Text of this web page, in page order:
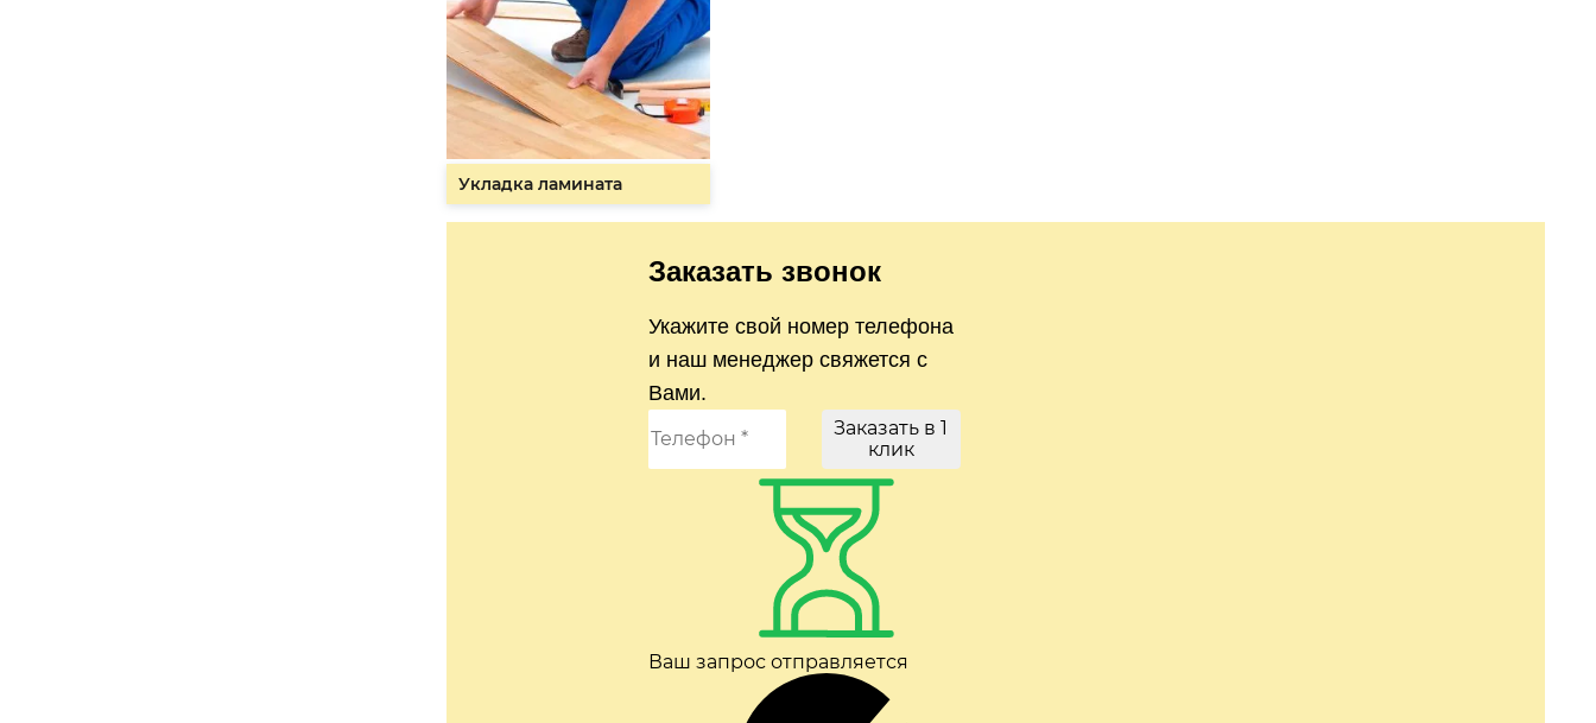
Укладка ламината
Заказать звонок
Укажите свой номер телефона
и наш менеджер свяжется с
Вами.
Заказать в 1
клик
Ваш запрос отправляется